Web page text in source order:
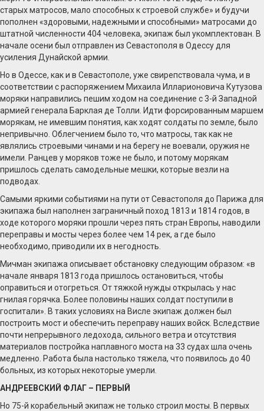
старых матросов, мало способных к строевой службе» и будучи
пополнен «здоровыми, надежными и способными» матросами до
штатной численности 404 человека, экипаж был укомплектован. В
начале осени был отправлен из Севастополя в Одессу для
усиления Дунайской армии.
Но в Одессе, как и в Севастополе, уже свирепствовала чума, и в
соответствии с распоряжением Михаила Илларионовича Кутузова
моряки направились пешим ходом на соединение с 3-й Западной
армией генерала Барклая де Толли. Идти форсированным маршем
морякам, не имевшим понятия, как ходят солдаты по земле, было
непривычно. Облегчением было то, что матросы, так как не
являлись строевыми чинами и на берегу не воевали, оружия не
имели. Ранцев у моряков тоже не было, и потому морякам
пришлось сделать самодельные мешки, которые везли на
подводах.
Самыми яркими событиями на пути от Севастополя до Парижа для
экипажа был наполнен заграничный поход 1813 и 1814 годов, в
ходе которого моряки прошли через пять стран Европы, наводили
переправы и мосты через более чем 14 рек, а где было
необходимо, приводили их в негодность.
Мичман экипажа описывает обстановку следующим образом: «в
начале января 1813 года пришлось остановиться, чтобы
оправиться и отогреться. От тяжкой нужды открылась у нас
гнилая горячка. Более половины наших солдат поступили в
госпитали». В таких условиях на Висле экипаж должен был
построить мост и обеспечить переправу наших войск. Вследствие
почти непрерывного ледохода, сильного ветра и отсутствия
материалов постройка наплавного моста на 33 судах шла очень
медленно. Работа была настолько тяжела, что появилось до 40
больных, из которых некоторые умерли.
АНДРЕЕВСКИЙ ФЛАГ – ПЕРВЫЙ
Но 75-й корабельный экипаж не только строил мосты. В первых